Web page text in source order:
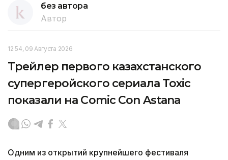
без автора
Автор
12:54, 09 Августа 2026
Трейлер первого казахстанского
супергеройского сериала Toxic
показали на Comic Con Astana
Одним из открытий крупнейшего фестиваля